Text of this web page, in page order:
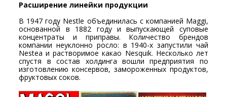
Расширение линейки продукции
В 1947 году Nestle объединилась с компанией Maggi,
основанной в 1882 году и выпускающей суповые
концентраты и приправы. Количество брендов
компании неуклонно росло: в 1940-х запустили чай
Nestea и растворимое какао Nesquik. Несколько лет
спустя в состав холдинга вошли предприятия по
изготовлению консервов, замороженных продуктов,
фруктовых соков.